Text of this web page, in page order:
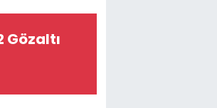
Gözaltı